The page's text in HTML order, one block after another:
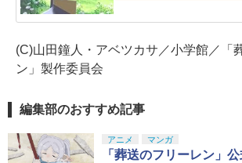
(C)山田鐘人・アベツカサ／小学館／「
ン」製作委員会
編集部のおすすめ記事
アニメ マンガ
「葬送のフリーレン」